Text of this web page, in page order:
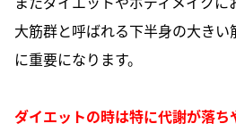
大筋群と呼ばれる下半身の大き
に重要になります。
ダイエットの時は特に代謝が落ち